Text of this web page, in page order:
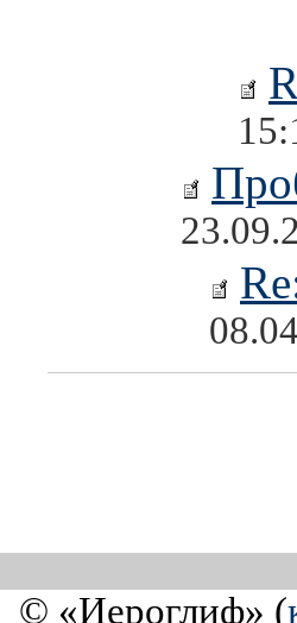
© «Иероглиф» (